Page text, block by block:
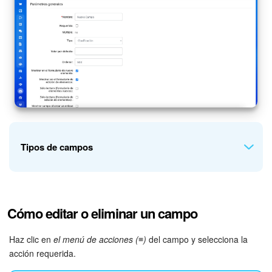
Tipos de campos
Cada tipo está diseñado para contener un tipo específico de
Clasificación
: un número que determina el orden en que
se muestra un elemento en la lista de flujos de trabajo.
Cómo editar o eliminar un campo
Haz clic en el menú de acciones (≡) del campo y selecciona la
acción requerida.